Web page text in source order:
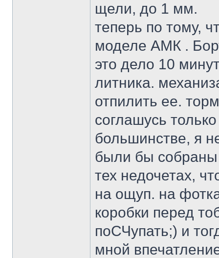
щели, до 1 мм.
теперь по тому,
моделе АМК .
это дело 10
литника.
отпилить ее.
соглашусь
большинстве, я
были бы собраны
тех недочетах,
на ощуп. на
коробки перед
поСЧупать;) и
мной